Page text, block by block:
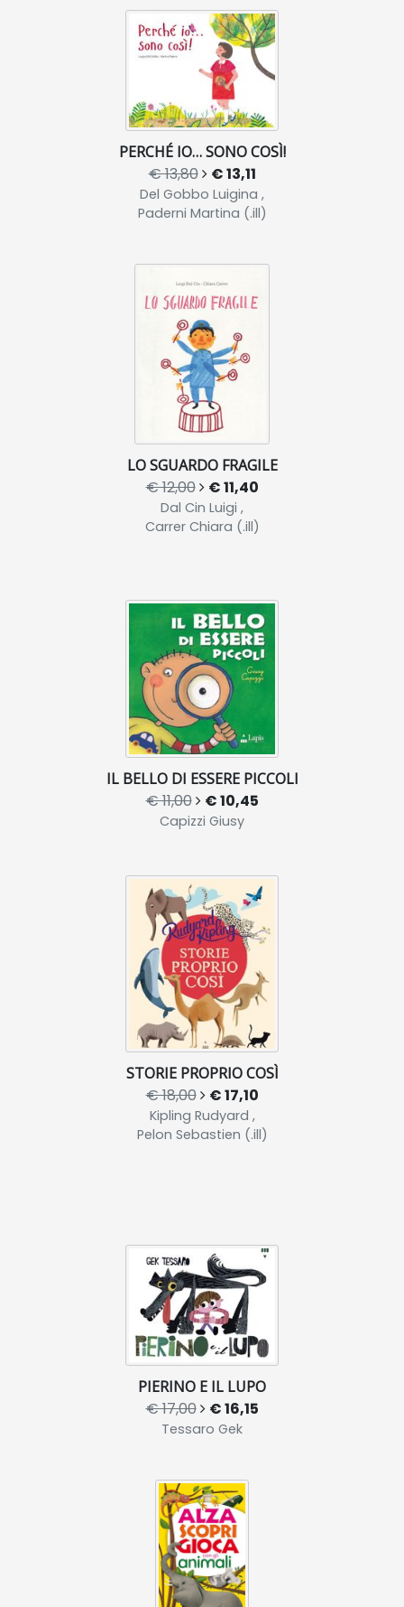
PERCHÉ IO… SONO COSÌ!
€ 13,80 € 13,11
Del Gobbo Luigina ,
Paderni Martina (.ill)
LO SGUARDO FRAGILE
€ 12,00 € 11,40
Dal Cin Luigi ,
Carrer Chiara (.ill)
IL BELLO DI ESSERE PICCOLI
€ 11,00 € 10,45
Capizzi Giusy
STORIE PROPRIO COSÌ
€ 18,00 € 17,10
Kipling Rudyard ,
Pelon Sebastien (.ill)
PIERINO E IL LUPO
€ 17,00 € 16,15
Tessaro Gek